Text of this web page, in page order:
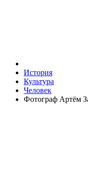
История
Культура
Человек
Фотограф Артём